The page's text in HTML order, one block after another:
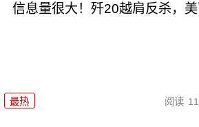
信息量很大！歼20越肩反杀，
最热 阅读